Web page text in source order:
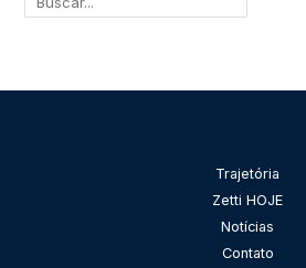
Trajetória
Zetti HOJE
Notícias
Contato
Pesquisar